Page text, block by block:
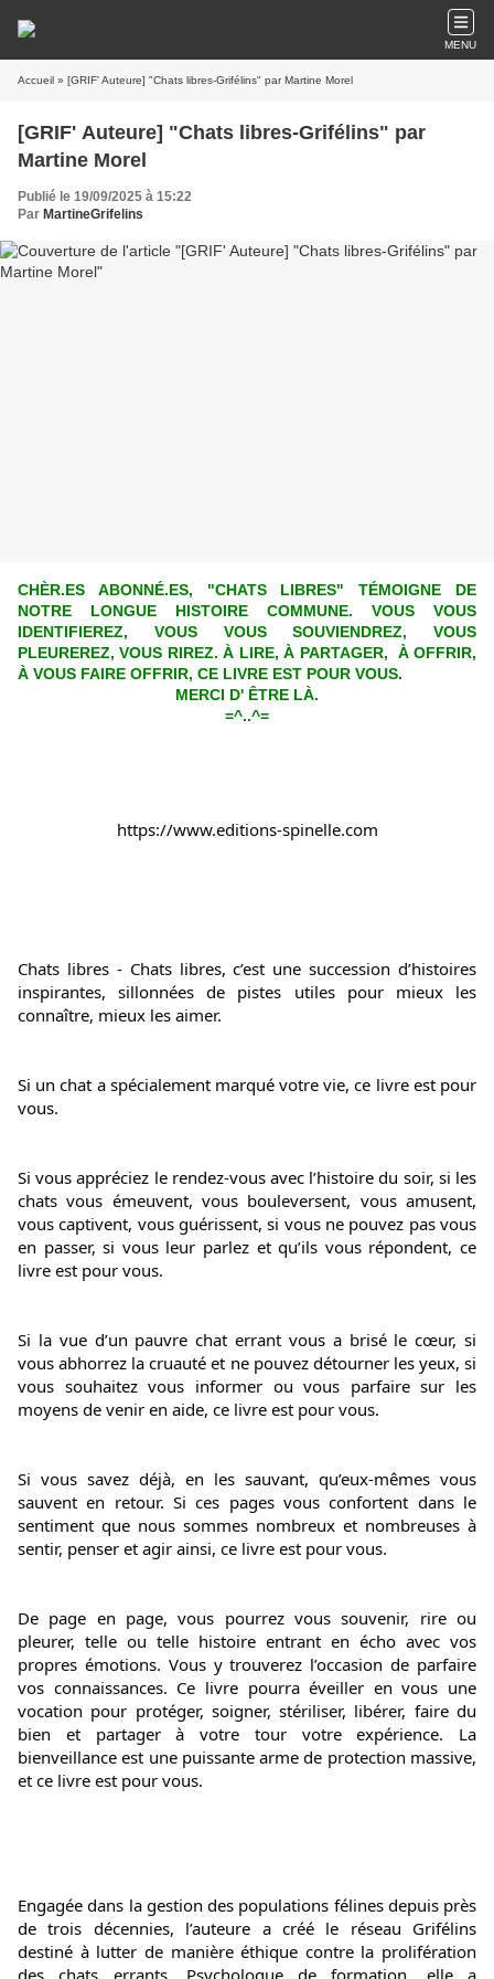
MENU
Accueil » [GRIF' Auteure] "Chats libres-Grifélins" par Martine Morel
[GRIF' Auteure] "Chats libres-Grifélins" par
Martine Morel
Publié le 19/09/2025 à 15:22
Par MartineGrifelins
CHÈR.ES ABONNÉ.ES, "CHATS LIBRES" TÉMOIGNE DE
NOTRE LONGUE HISTOIRE COMMUNE. VOUS VOUS
IDENTIFIEREZ, VOUS VOUS SOUVIENDREZ, VOUS
PLEUREREZ, VOUS RIREZ. À LIRE, À PARTAGER, À OFFRIR,
À VOUS FAIRE OFFRIR, CE LIVRE EST POUR VOUS.
MERCI D' ÊTRE LÀ.
=^..^=
https://www.editions-spinelle.com
Chats libres - Chats libres, c’est une succession d’histoires
inspirantes, sillonnées de pistes utiles pour mieux les
connaître, mieux les aimer.
Si un chat a spécialement marqué votre vie, ce livre est pour
vous.
Si vous appréciez le rendez-vous avec l’histoire du soir, si les
chats vous émeuvent, vous bouleversent, vous amusent,
vous captivent, vous guérissent, si vous ne pouvez pas vous
en passer, si vous leur parlez et qu’ils vous répondent, ce
livre est pour vous.
Si la vue d’un pauvre chat errant vous a brisé le cœur, si
vous abhorrez la cruauté et ne pouvez détourner les yeux, si
vous souhaitez vous informer ou vous parfaire sur les
moyens de venir en aide, ce livre est pour vous.
Si vous savez déjà, en les sauvant, qu’eux-mêmes vous
sauvent en retour. Si ces pages vous confortent dans le
sentiment que nous sommes nombreux et nombreuses à
sentir, penser et agir ainsi, ce livre est pour vous.
De page en page, vous pourrez vous souvenir, rire ou
pleurer, telle ou telle histoire entrant en écho avec vos
propres émotions. Vous y trouverez l’occasion de parfaire
vos connaissances. Ce livre pourra éveiller en vous une
vocation pour protéger, soigner, stériliser, libérer, faire du
bien et partager à votre tour votre expérience. La
bienveillance est une puissante arme de protection massive,
et ce livre est pour vous.
Engagée dans la gestion des populations félines depuis près
de trois décennies, l’auteure a créé le réseau Grifélins
destiné à lutter de manière éthique contre la prolifération
des chats errants. Psychologue de formation, elle a